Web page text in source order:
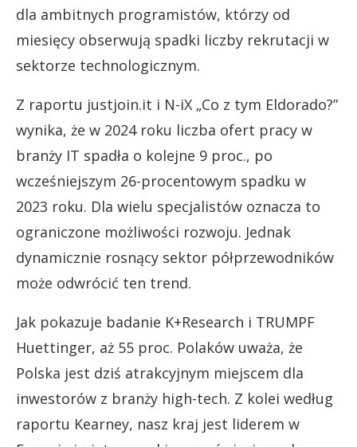
dla ambitnych programistów, którzy od
miesięcy obserwują spadki liczby rekrutacji w
sektorze technologicznym.
Z raportu justjoin.it i N-iX „Co z tym Eldorado?”
wynika, że w 2024 roku liczba ofert pracy w
branży IT spadła o kolejne 9 proc., po
wcześniejszym 26-procentowym spadku w
2023 roku. Dla wielu specjalistów oznacza to
ograniczone możliwości rozwoju. Jednak
dynamicznie rosnący sektor półprzewodników
może odwrócić ten trend.
Jak pokazuje badanie K+Research i TRUMPF
Huettinger, aż 55 proc. Polaków uważa, że
Polska jest dziś atrakcyjnym miejscem dla
inwestorów z branży high-tech. Z kolei według
raportu Kearney, nasz kraj jest liderem w